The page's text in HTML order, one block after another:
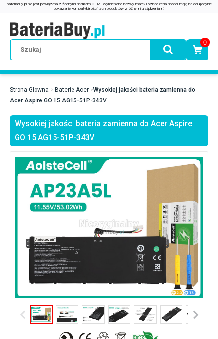
0
Strona Główna Baterie Acer
Wysokiej jakości bateria zamienna do
Acer Aspire GO 15 AG15-51P-343V
Wysokiej jakości bateria zamienna do Acer Aspire
GO 15 AG15-51P-343V